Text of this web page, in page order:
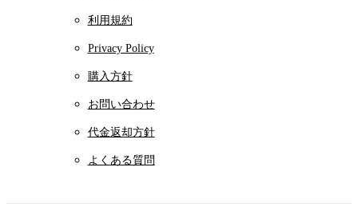
利用規約
Privacy Policy
購入方針
お問い合わせ
代金返却方針
よくある質問